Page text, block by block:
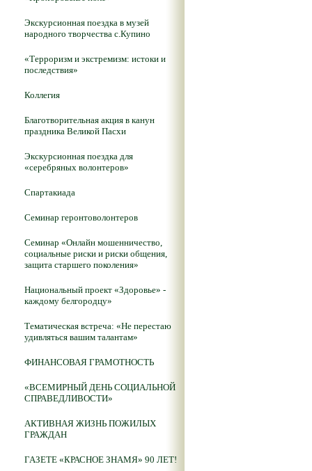
Экскурсионная поездка в музей
народного творчества с.Купино
«Терроризм и экстремизм: истоки и
последствия»
Коллегия
Благотворительная акция в канун
праздника Великой Пасхи
Экскурсионная поездка для
«серебряных волонтеров»
Спартакиада
Семинар геронтоволонтеров
Семинар «Онлайн мошенничество,
социальные риски и риски общения,
защита старшего поколения»
Национальный проект «Здоровье» -
каждому белгородцу»
Тематическая встреча: «Не перестаю
удивляться вашим талантам»
ФИНАНСОВАЯ ГРАМОТНОСТЬ
«ВСЕМИРНЫЙ ДЕНЬ СОЦИАЛЬНОЙ
СПРАВЕДЛИВОСТИ»
АКТИВНАЯ ЖИЗНЬ ПОЖИЛЫХ
ГРАЖДАН
ГАЗЕТЕ «КРАСНОЕ ЗНАМЯ» 90 ЛЕТ!